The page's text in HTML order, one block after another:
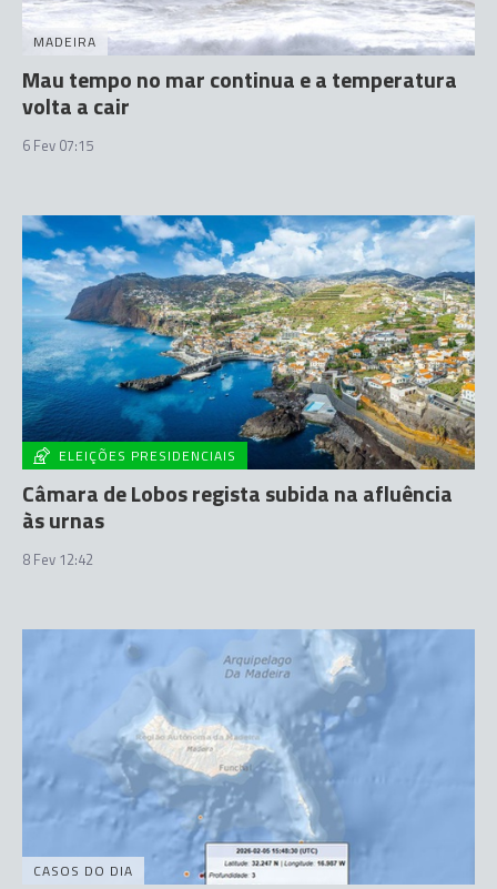
MADEIRA
Mau tempo no mar continua e a temperatura
volta a cair
6 Fev 07:15
ELEIÇÕES PRESIDENCIAIS
Câmara de Lobos regista subida na afluência
às urnas
8 Fev 12:42
CASOS DO DIA